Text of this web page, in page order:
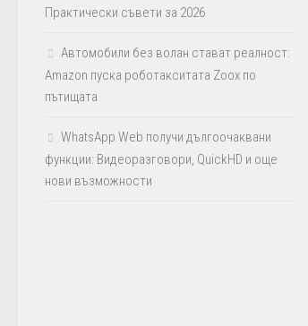
Практически съвети за 2026
Автомобили без волан стават реалност:
Amazon пуска роботакситата Zoox по
пътищата
WhatsApp Web получи дългоочаквани
функции: Видеоразговори, QuickHD и още
нови възможности